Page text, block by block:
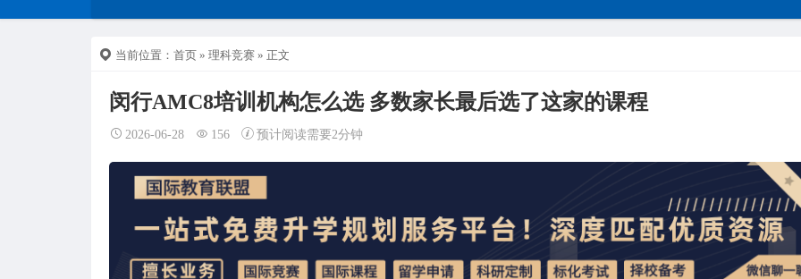
当前位置： 首页 » 理科竞赛 » 正文
闵行AMC8培训机构怎么选 多数家长最后选了这家的课程
2026-06-28 156 预计阅读需要2分钟